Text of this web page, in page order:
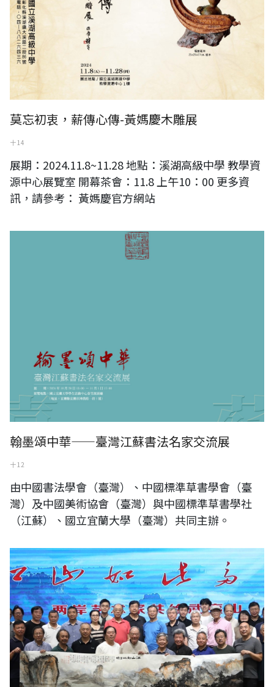
莫忘初衷，薪傳心傳-黃媽慶木雕展
十 14
展期：2024.11.8~11.28 地點：溪湖高級中學 教學資
源中心展覽室 開幕茶會：11.8 上午10：00 更多資
訊，請參考： 黃媽慶官方網站
翰墨頌中華——臺灣江蘇書法名家交流展
翰墨頌中華——臺灣江蘇書法名家交流展
十 12
由中國書法學會（臺灣）、中國標準草書學會（臺
灣）及中國美術協會（臺灣）與中國標準草書學社
（江蘇）、國立宜蘭大學（臺灣）共同主辦。